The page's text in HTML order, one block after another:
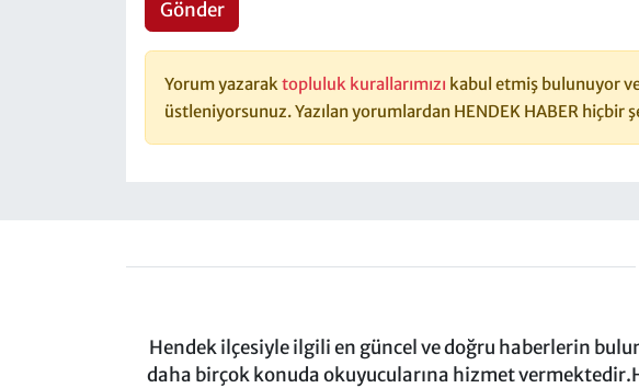
Gönder
Yorum yazaraktopluluk kurallarımızı kabul etmiş bulunuyor
üstleniyorsunuz. Yazılan yorumlardan HENDEK HABER
Hendek ilçesiyle ilgili en güncel ve doğru haberlerin
daha birçok konuda okuyucularına hizmet